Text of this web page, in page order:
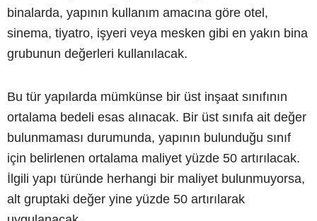
binalarda, yapının kullanım amacına göre otel,
sinema, tiyatro, işyeri veya mesken gibi en yakın bina
grubunun değerleri kullanılacak.
Bu tür yapılarda mümkünse bir üst inşaat sınıfının
ortalama bedeli esas alınacak. Bir üst sınıfa ait değer
bulunmaması durumunda, yapının bulunduğu sınıf
için belirlenen ortalama maliyet yüzde 50 artırılacak.
İlgili yapı türünde herhangi bir maliyet bulunmuyorsa,
alt gruptaki değer yine yüzde 50 artırılarak